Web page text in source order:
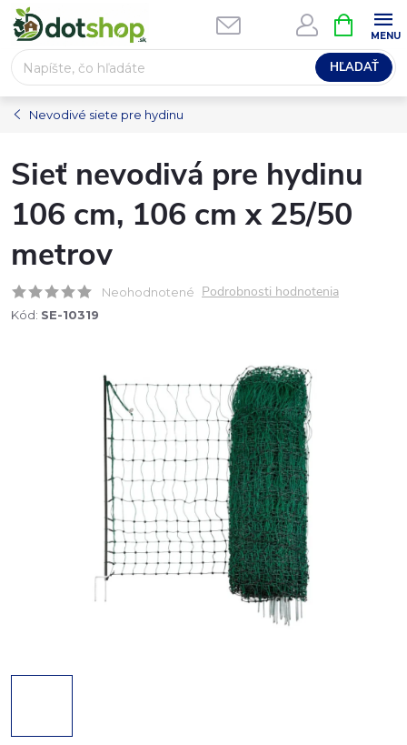
Prejsť
na
obsah
HĽADAŤ
KOŠÍK
Nevodivé siete pre hydinu
Sieť nevodivá pre hydinu
106 cm, 106 cm x 25/50
metrov
Neohodnotené Podrobnosti hodnotenia
Kód: SE-10319